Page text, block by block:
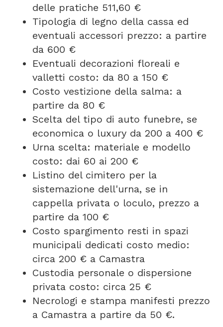
delle pratiche 511,60 €
Tipologia di legno della cassa ed
eventuali accessori prezzo: a partire
da 600 €
Eventuali decorazioni floreali e
valletti costo: da 80 a 150 €
Costo vestizione della salma: a
partire da 80 €
Scelta del tipo di auto funebre, se
economica o luxury da 200 a 400 €
Urna scelta: materiale e modello
costo: dai 60 ai 200 €
Listino del cimitero per la
sistemazione dell'urna, se in
cappella privata o loculo, prezzo a
partire da 100 €
Costo spargimento resti in spazi
municipali dedicati costo medio:
circa 200 € a Camastra
Custodia personale o dispersione
privata costo: circa 25 €
Necrologi e stampa manifesti prezzo
a Camastra a partire da 50 €.